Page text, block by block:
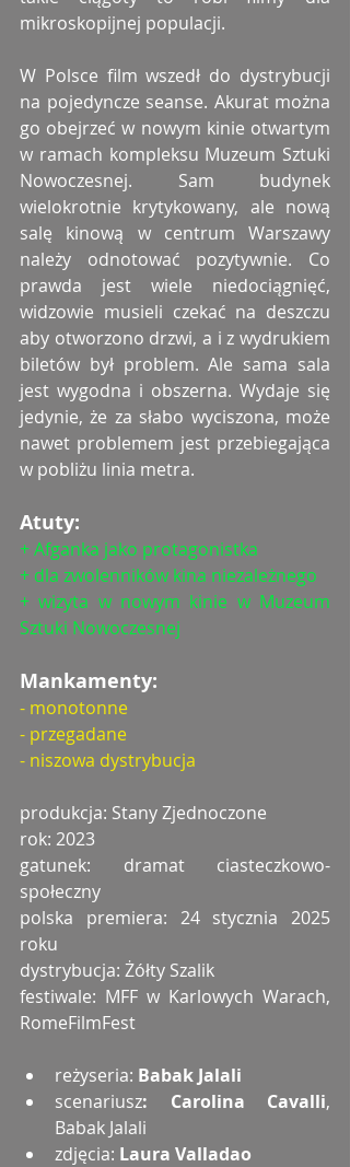
mikroskopijnej populacji.
W Polsce film wszedł do dystrybucji
na pojedyncze seanse. Akurat można
go obejrzeć w nowym kinie otwartym
w ramach kompleksu Muzeum Sztuki
Nowoczesnej. Sam budynek
wielokrotnie krytykowany, ale nową
salę kinową w centrum Warszawy
należy odnotować pozytywnie. Co
prawda jest wiele niedociągnięć,
widzowie musieli czekać na deszczu
aby otworzono drzwi, a i z wydrukiem
biletów był problem. Ale sama sala
jest wygodna i obszerna. Wydaje się
jedynie, że za słabo wyciszona, może
nawet problemem jest przebiegająca
w pobliżu linia metra.
Atuty:
+ Afganka jako protagonistka
+ dla zwolenników kina niezależnego
+ wizyta w nowym kinie w Muzeum
Sztuki Nowoczesnej
Mankamenty:
- monotonne
- przegadane
- niszowa dystrybucja
produkcja: Stany Zjednoczone
rok: 2023
gatunek: dramat ciasteczkowo-
społeczny
polska premiera: 24 stycznia 2025
roku
dystrybucja: Żółty Szalik
festiwale: MFF w Karlowych Warach,
RomeFilmFest
reżyseria: Babak Jalali
scenariusz: Carolina Cavalli,
Babak Jalali
zdjęcia: Laura Valladao